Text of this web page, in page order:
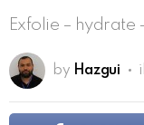
Exfolie – hydrate
by Hazgui